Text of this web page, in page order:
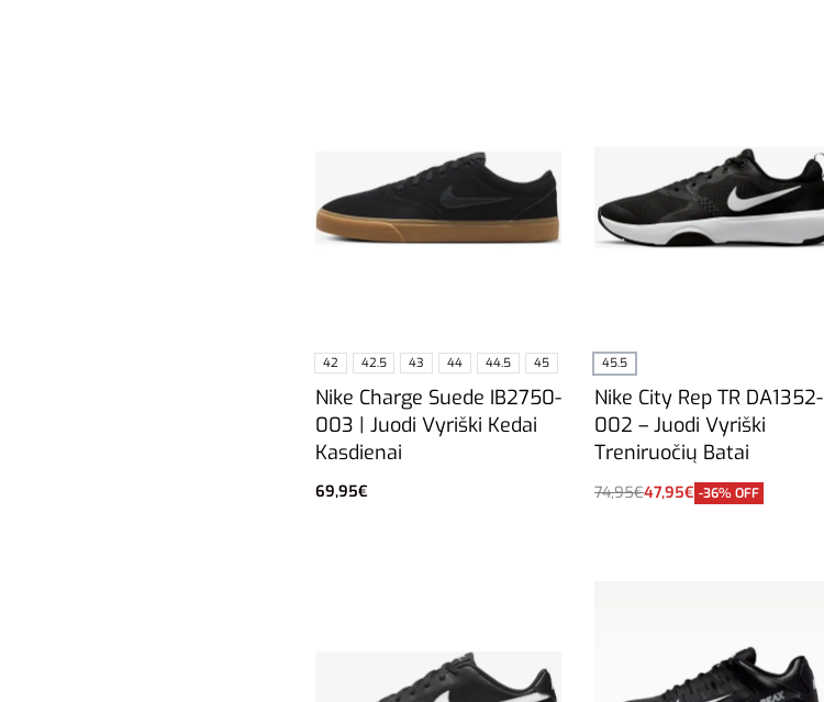
42 42.5 43 44 44.5 45
Nike Charge Suede IB2750-
003 | Juodi Vyriški Kedai
Kasdienai
69,95€
45.5
Nike City Rep TR DA1352-
002 – Juodi Vyriški
Treniruočių Batai
74,95€47,95€ -36% OFF